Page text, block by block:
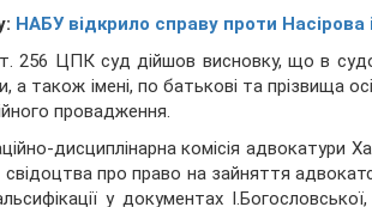
НАБУ відкрило справу проти Насірова
256 ЦПК суд дійшов висновку, що в
а також імені, по батькові та прізвища
провадження.
дисциплінарна комісія адвокатури
свідоцтва про право на зайняття
у документах